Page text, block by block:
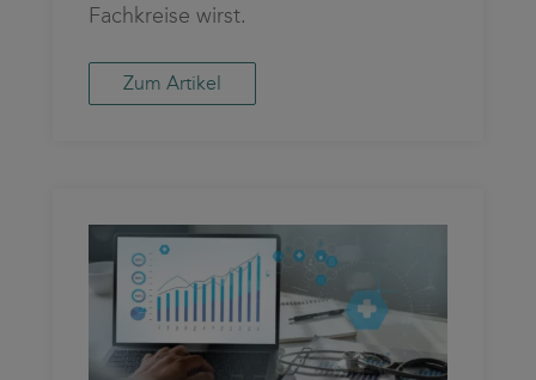
Fachkreise wirst.
Zum Artikel